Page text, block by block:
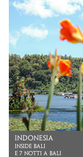
MALESIA
2 NOTTI KUALA LUMPUR
5 NOTTI REDANG